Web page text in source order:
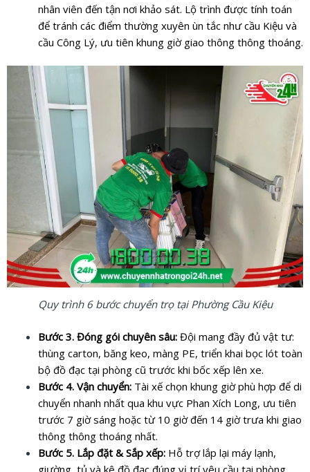
nhân viên đến tận nơi khảo sát. Lộ trình được tính toán
để tránh các điểm thường xuyên ùn tắc như cầu Kiệu và
cầu Công Lý, ưu tiên khung giờ giao thông thông thoáng.
Quy trình 6 bước chuyển trọ tại Phường Cầu Kiệu
Bước 3. Đóng gói chuyên sâu: Đội mang đầy đủ vật tư:
thùng carton, băng keo, màng PE, triển khai bọc lót toàn
bộ đồ đạc tại phòng cũ trước khi bốc xếp lên xe.
Bước 4. Vận chuyển: Tài xế chọn khung giờ phù hợp để di
chuyển nhanh nhất qua khu vực Phan Xích Long, ưu tiên
trước 7 giờ sáng hoặc từ 10 giờ đến 14 giờ trưa khi giao
thông thông thoáng nhất.
Bước 5. Lắp đặt & Sắp xếp: Hỗ trợ lắp lại máy lạnh,
giường, tủ và kê đồ đạc đúng vị trí yêu cầu tại phòng